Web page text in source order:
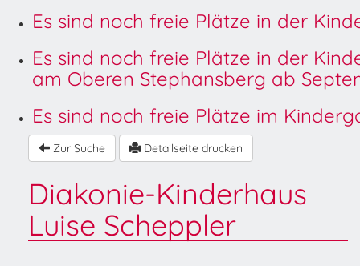
Es sind noch freie Plätze in der
Es sind noch freie Plätze in der
am Oberen Stephansberg ab
Es sind noch freie Plätze im
Zur Suche Detailseite drucken
Diakonie-Kinderhaus
Luise Scheppler